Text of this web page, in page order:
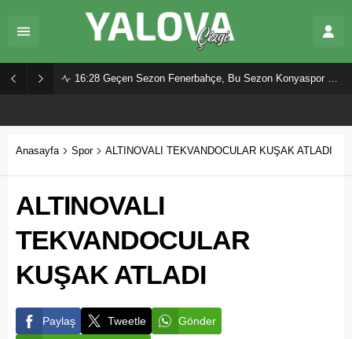
16:28 Geçen Sezon Fenerbahçe, Bu Sezon Konyaspor Mu?
Anasayfa Spor ALTINOVALI TEKVANDOCULAR KUŞAK ATLADI
ALTINOVALI
TEKVANDOCULAR
KUŞAK ATLADI
Paylaş Tweetle Gönder